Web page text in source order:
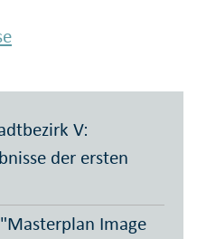
V:
der ersten
Image